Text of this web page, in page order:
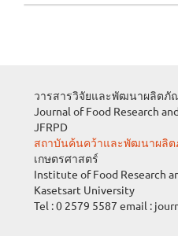
วารสารวิจัยและพัฒนาผลิตภั
Journal of Food Research
JFRPD
สถาบันค้นคว้าและพัฒนาผลิ
เกษตรศาสตร์
Institute of Food Research
Kasetsart University
Tel : 0 2579 5587 email :